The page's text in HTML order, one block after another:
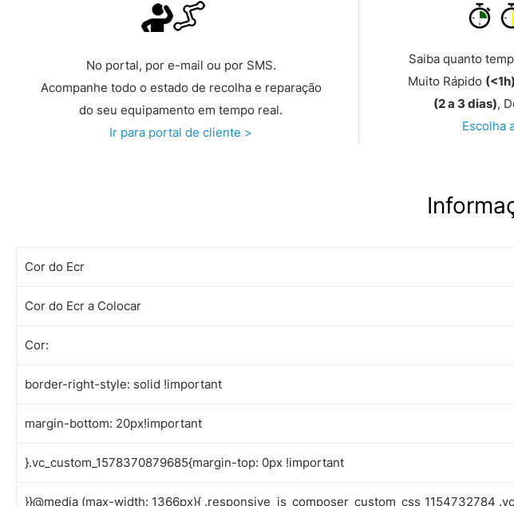
No portal, por e-mail ou por SMS.
Acompanhe todo o estado de recolha e reparação
do seu equipamento em tempo real.
Ir para portal de cliente >
Saiba quanto
Muito Rápido (<1h)
(2 a 3 dias),
Escolha
Cor do Ecr
Cor do Ecr a Colocar
Cor:
border-right-style: solid !important
margin-bottom: 20px!important
}.vc_custom_1578370879685{margin-top: 0px !important
}}@media (max-width: 1366px){ .responsive_js_composer_custom_css_1154732784